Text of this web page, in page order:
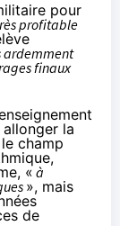
pour
profitable
ardemment
finaux
la
champ
«à
», mais
de